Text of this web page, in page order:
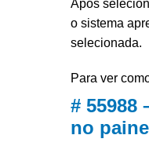
Após
o sistema
selecionada.
Para ver
# 55988
no